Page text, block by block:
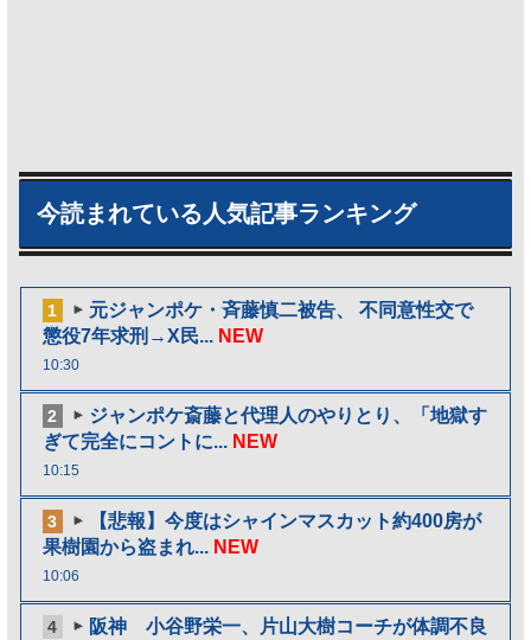
今読まれている人気記事ランキング
1
元ジャンポケ・斉藤慎二被告、 不同意性交で
懲役7年求刑→X民... NEW
10:30
2
ジャンポケ斎藤と代理人のやりとり、「地獄す
ぎて完全にコントに... NEW
10:15
3
【悲報】今度はシャインマスカット約400房が
果樹園から盗まれ... NEW
10:06
4
阪神 小谷野栄一、片山大樹コーチが体調不良